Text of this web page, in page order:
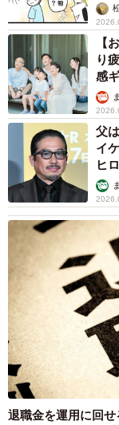
【
り
感
父
イ
ヒ
退職金を運用に回